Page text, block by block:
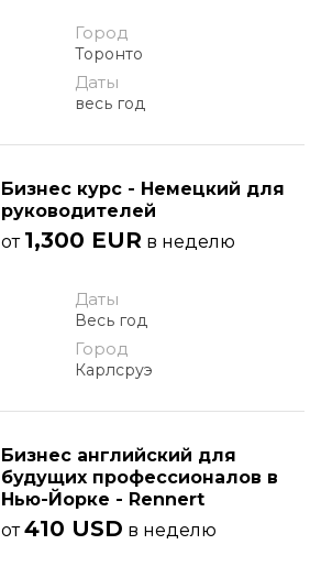
Город
Торонто
Даты
весь год
Бизнес курс - Немецкий для
руководителей
от 1,300 EUR в неделю
Даты
Весь год
Город
Карлсруэ
Бизнес английский для
будущих профессионалов в
Нью-Йорке - Rennert
от410 USD в неделю